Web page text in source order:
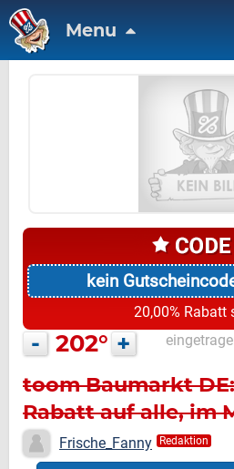
Menu
kein
20,00% Rabatt
- 202° +
toom Baumarkt
Rabatt auf alle, im
vorrätigen, Zäune
Frische_Fanny Redaktion